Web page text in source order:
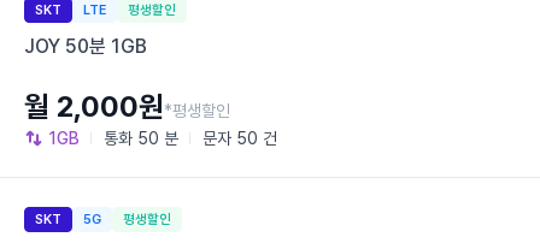
SKT LTE 평생할인
JOY 50분 1GB
1GB 통화 50 분 문자 50 건
월 2,000원*평생할인
SKT 5G 평생할인